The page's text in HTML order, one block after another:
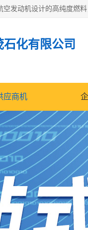
化有限公司
应商机